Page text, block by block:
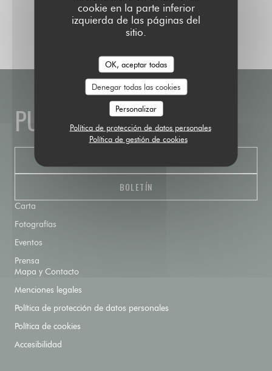
cookie en la parte inferior
izquierda de las páginas del
sitio.
OK, aceptar todas
Denegar todas las cookies
Personalizar
Política de protección de datos personales
Política de gestión de cookies
PUBLIC HOUSE
BOLETÍN
Carta
Fotografías
Eventos
Prensa
Mapa y Contacto
Menciones legales
Política de protección de datos personales
Política de cookies
Accesibilidad